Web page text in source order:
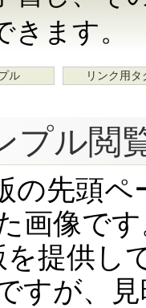
きます。
ル リンク用タ
プル閲
の先頭
画像で
を提供し
すが、